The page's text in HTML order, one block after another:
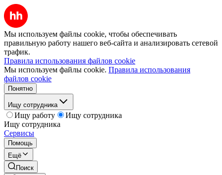
Мы используем файлы cookie, чтобы обеспечивать
правильную работу нашего веб-сайта и анализировать сетевой
трафик.
Правила использования файлов cookie
Мы используем файлы cookie. Правила использования
файлов cookie
Понятно
Ищу сотрудника
Ищу работу
Ищу сотрудника
Ищу сотрудника
Сервисы
Помощь
Ещё
Поиск